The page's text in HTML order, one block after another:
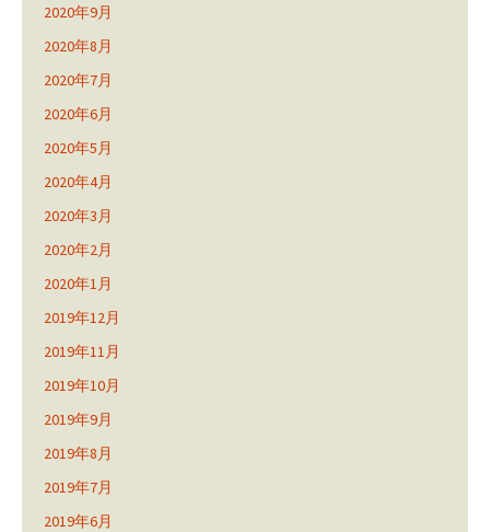
2020年9月
2020年8月
2020年7月
2020年6月
2020年5月
2020年4月
2020年3月
2020年2月
2020年1月
2019年12月
2019年11月
2019年10月
2019年9月
2019年8月
2019年7月
2019年6月